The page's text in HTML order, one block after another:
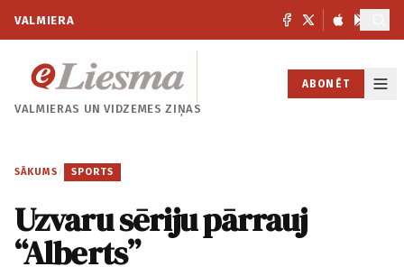
VALMIERA
VALMIERAS UNVIDZEMES ZIŅAS
ABONĒT
SĀKUMS / SPORTS
Uzvaru sēriju pārrauj
“Alberts”